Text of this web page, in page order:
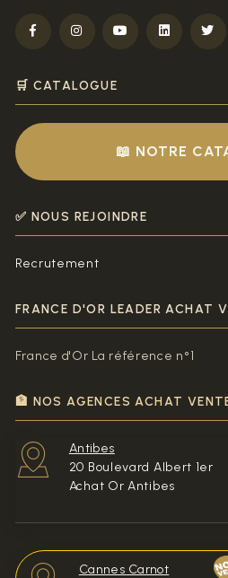
🏦 NOS AGENCES ACHAT
Antibes
20 Boulevard Albert 1er
Achat Or Antibes
Cannes Carnot
🛒 CATALOGUE
📖 NOTRE
✅ NOUS REJOINDRE
Recrutement
FRANCE D'OR LEADER ACHAT
France d'Or La référence n°1